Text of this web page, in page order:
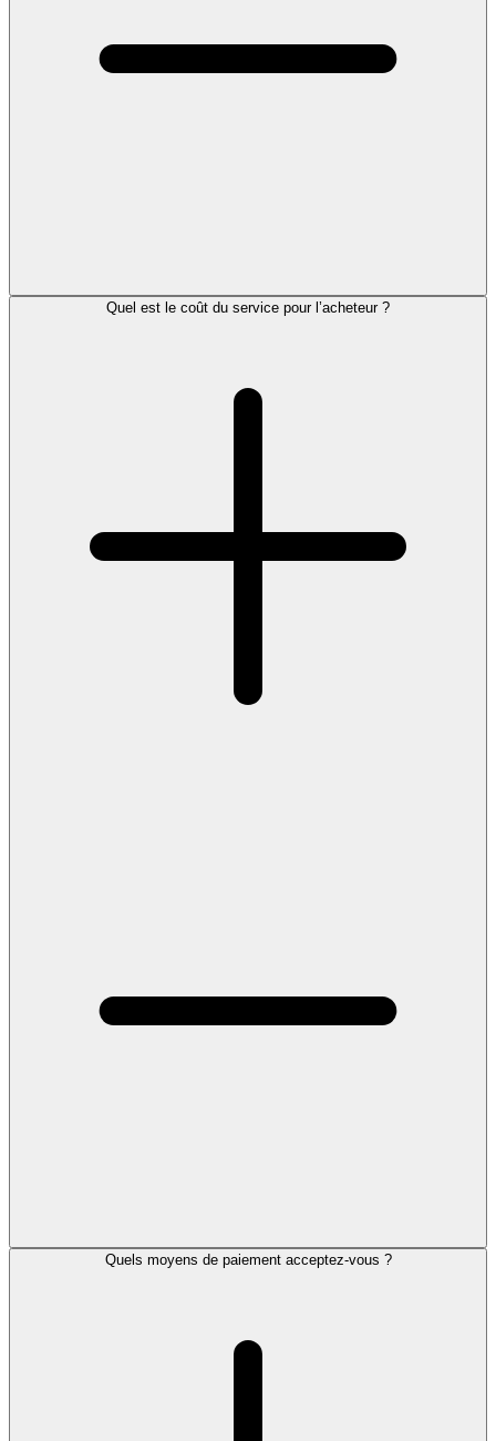
Quel est le coût du service pour l’acheteur ?
Quels moyens de paiement acceptez-vous ?